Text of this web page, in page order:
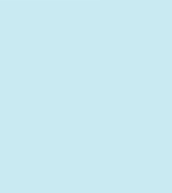
、使用時間、使
對個別連線者
內部所瀏覽的